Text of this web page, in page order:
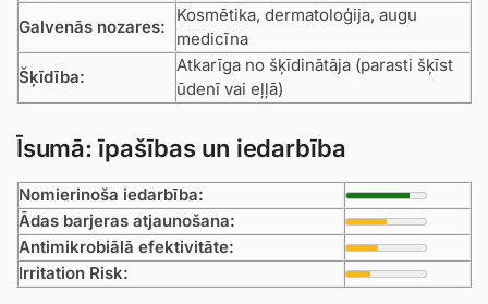
Galvenās nozares:
Kosmētika, dermatoloģija, augu
medicīna
Šķīdība:
Atkarīga no šķīdinātāja (parasti šķīst
ūdenī vai eļļā)
Īsumā: īpašības un iedarbība
Nomierinoša iedarbība:
Ādas barjeras atjaunošana:
Antimikrobiālā efektivitāte:
Irritation Risk: